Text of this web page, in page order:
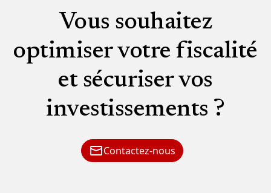
Vous souhaitez
optimiser votre fiscalité
et sécuriser vos
investissements ?
Contactez-nous